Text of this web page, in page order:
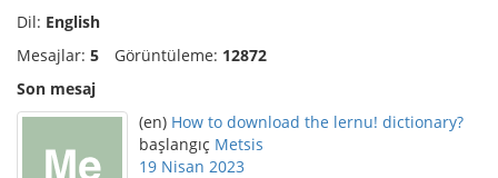
Dil: English
Mesajlar: 5 Görüntüleme: 12872
Son mesaj
(en) How to download the lernu! dictionary?
başlangıç Metsis
19 Nisan 2023